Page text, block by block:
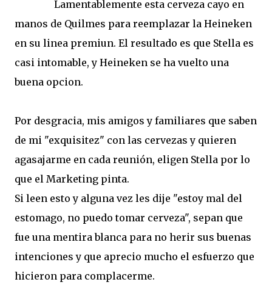
Lamentablemente esta cerveza cayo en
manos de Quilmes para reemplazar la Heineken
en su linea premiun. El resultado es que Stella es
casi intomable, y Heineken se ha vuelto una
buena opcion.
Por desgracia, mis amigos y familiares que saben
de mi "exquisitez" con las cervezas y quieren
agasajarme en cada reunión, eligen Stella por lo
que el Marketing pinta.
Si leen esto y alguna vez les dije "estoy mal del
estomago, no puedo tomar cerveza", sepan que
fue una mentira blanca para no herir sus buenas
intenciones y que aprecio mucho el esfuerzo que
hicieron para complacerme.